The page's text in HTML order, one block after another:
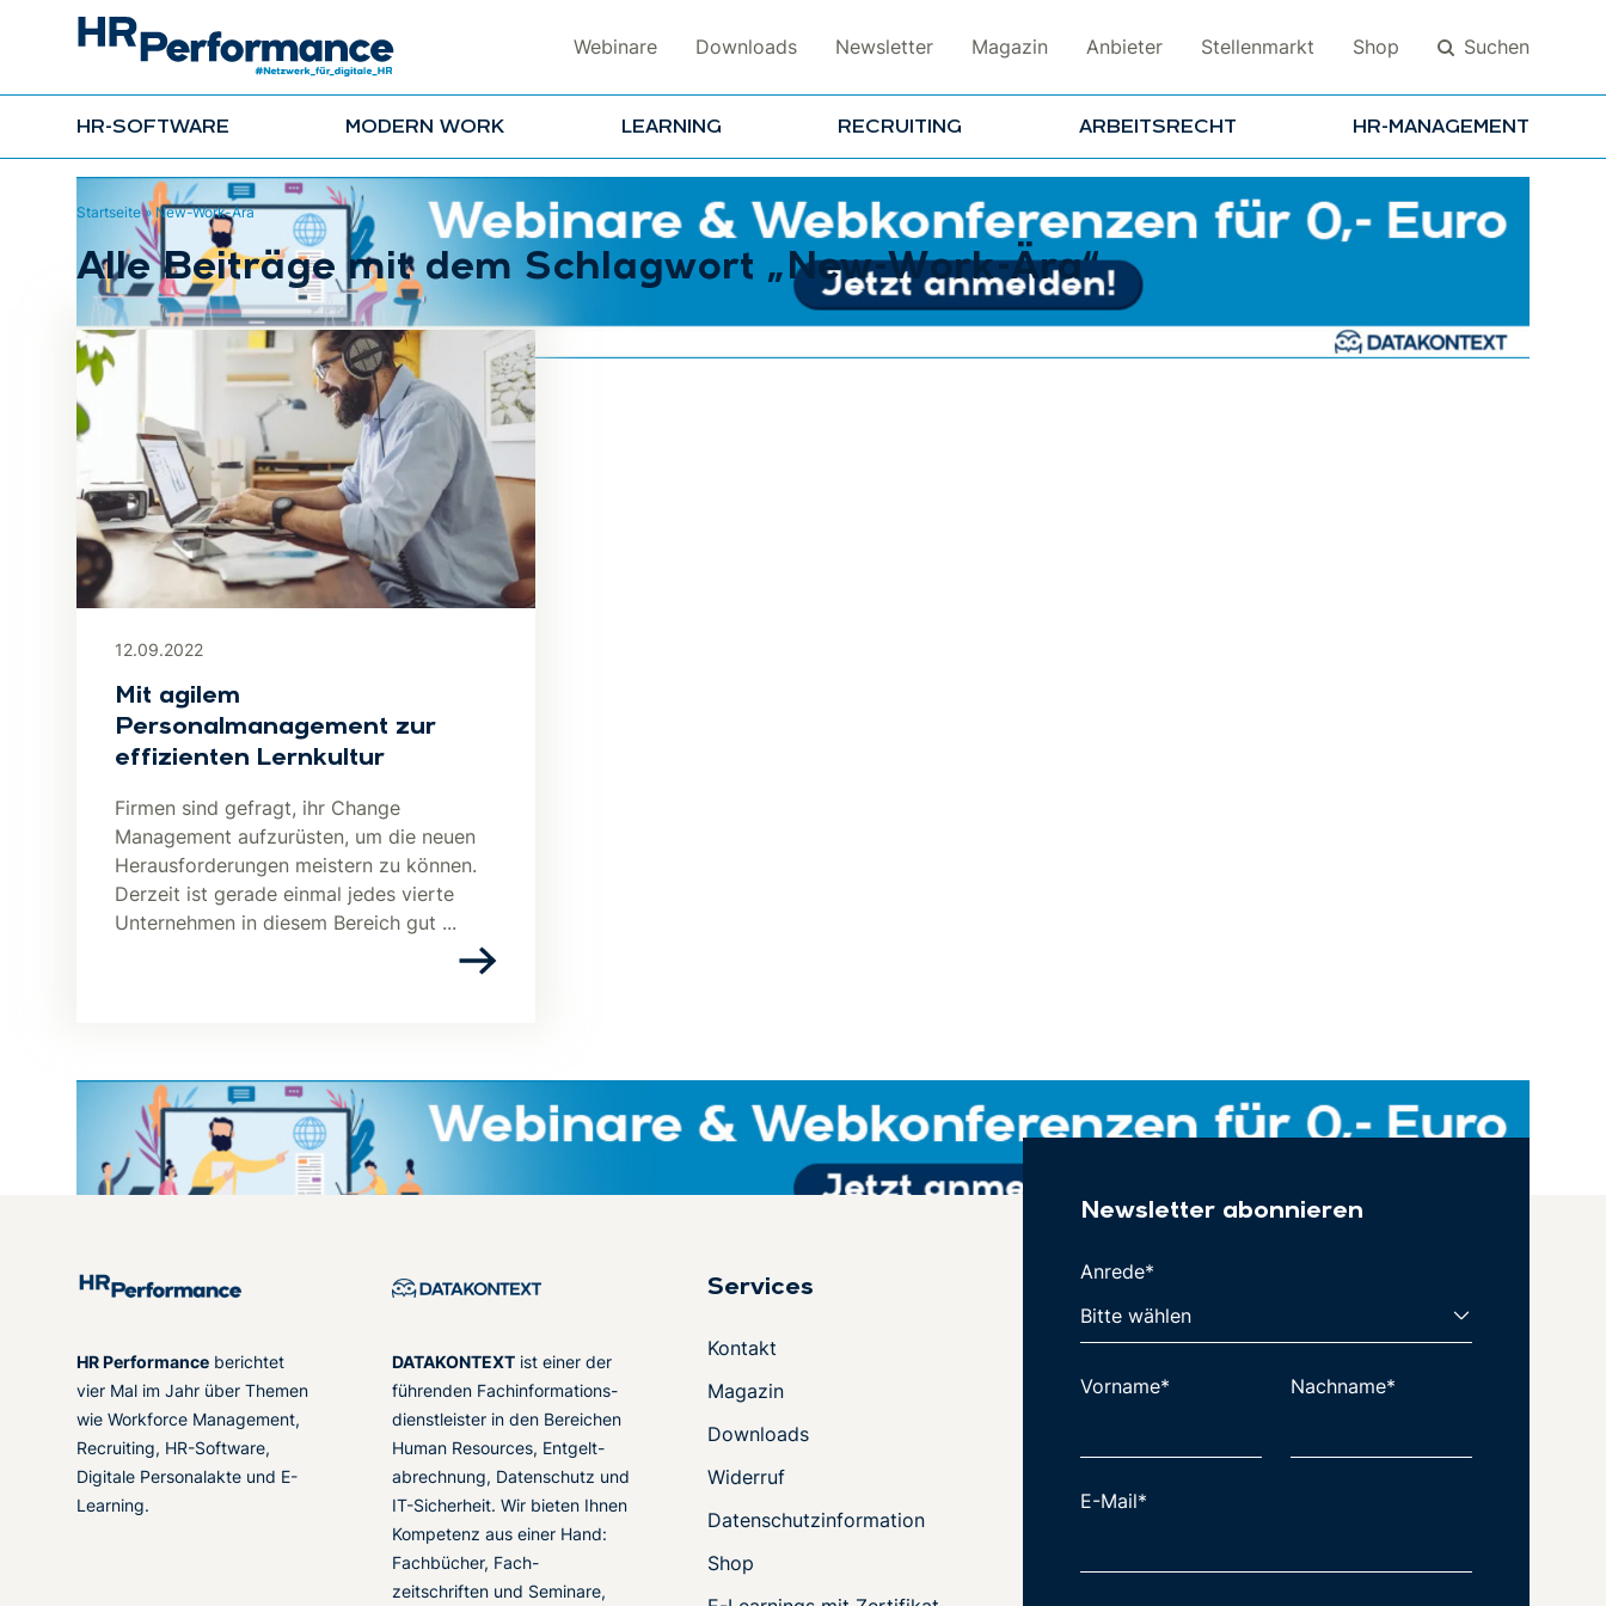
Webinare Downloads Newsletter Magazin Anbieter Stellenmarkt Shop Suchen
HR-SOFTWARE MODERN WORK LEARNING RECRUITING ARBEITSRECHT HR-MANAGEMENT
Suchen
Startseite»New-Work-Ära
Alle Beiträge mit dem Schlagwort „New-Work-Ära“
12.09.2022
Mit agilem
Personalmanagement zur
effizienten Lernkultur
Firmen sind gefragt, ihr Change
Management aufzurüsten, um die neuen
Herausforderungen meistern zu können.
Derzeit ist gerade einmal jedes vierte
Unternehmen in diesem Bereich gut ...
HR Performance berichtet
vier Mal im Jahr über Themen
wie Workforce Management,
Recruiting, HR-Software,
Digitale Personalakte und E-
Learning.
DATAKONTEXT ist einer der
führenden Fachinformations-
dienstleister in den Bereichen
Human Resources, Entgelt-
abrechnung, Datenschutz und
IT-Sicherheit. Wir bieten Ihnen
Kompetenz aus einer Hand:
Fachbücher, Fach-
zeitschriften und Seminare,
Services
Kontakt
Magazin
Downloads
Widerruf
Datenschutzinformation
Shop
Newsletter abonnieren
Anrede*
Vorname* Nachname*
E-Mail*